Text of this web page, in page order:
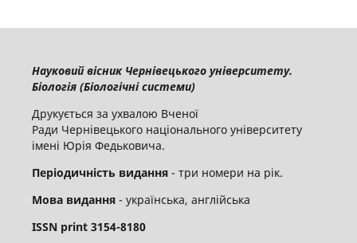
Науковий вісник Чернівецького університету.
Біологія (Біологічні системи)
Друкується за ухвалою Вченої
Ради Чернівецького національного університету
імені Юрія Федьковича.
Періодичність видання- три номери на рік.
Мова видання- українська, англійська
ISSN print 3154-8180